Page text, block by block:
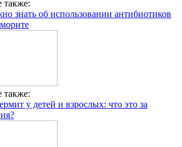
также:
знать об использовании антибиотиков
также:
у детей и взрослых: что это за